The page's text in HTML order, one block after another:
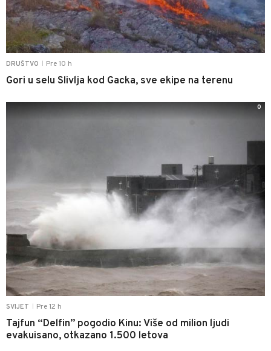
DRUŠTVO Pre 10 h
Gori u selu Slivlja kod Gacka, sve ekipe na terenu
SVIJET Pre 12 h
Tajfun “Delfin” pogodio Kinu: Više od milion ljudi
evakuisano, otkazano 1.500 letova
0